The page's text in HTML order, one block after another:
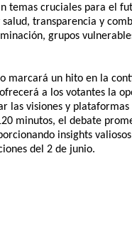
temas cruciales para el
transparencia y
grupos
marcará un hito en la
a los votantes la
las visiones y plataformas
minutos, el debate
insights
del 2 de junio.